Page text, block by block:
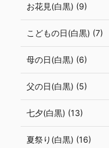
お花見(白黒) (9)
こどもの日(白黒) (7)
母の日(白黒) (6)
父の日(白黒) (5)
七夕(白黒) (13)
夏祭り(白黒) (16)